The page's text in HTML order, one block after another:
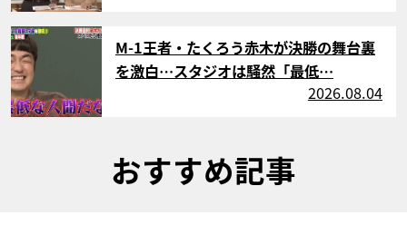
サムネイル
M-1王者・たくろう赤木が決勝の舞台裏
を激白…スタジオは騒然「最低…
2026.08.04
おすすめ記事